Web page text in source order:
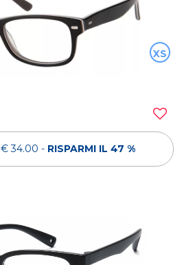
XS
€ 34.00 - RISPARMI IL 47 %